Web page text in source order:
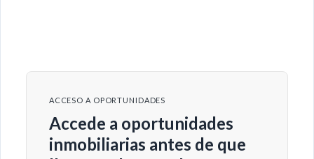
ACCESO A OPORTUNIDADES
Accede a oportunidades
inmobiliarias antes de que